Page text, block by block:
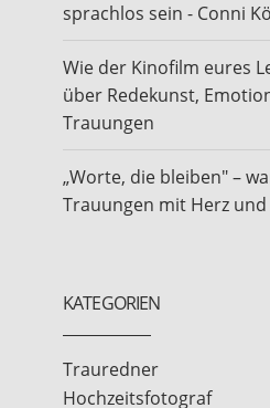
sprachlos sein - Conni
Wie der Kinofilm eures
über Redekunst,
Trauungen
„Worte, die bleiben" –
Trauungen mit Herz
KATEGORIEN
Trauredner
Hochzeitsfotograf